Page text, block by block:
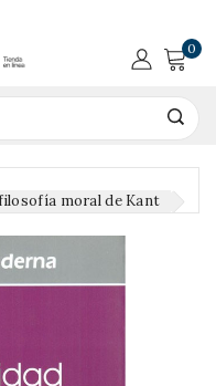
0
moral de Kant